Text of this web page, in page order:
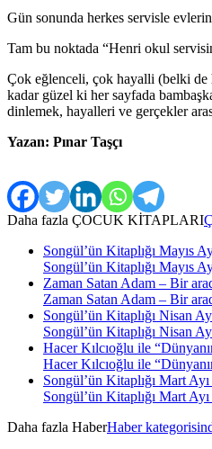
Gün sonunda herkes servisle
Tam bu noktada “Henri okul
Çok eğlenceli, çok hayalli (belki de
kadar güzel ki her sayfada
dinlemek, hayalleri ve gerçekler
Yazan: Pınar Taşçı
Daha fazla ÇOCUK KİTAPLARI
Songül’ün Kitaplığı Mayıs
Songül’ün Kitaplığı Mayıs
Zaman Satan Adam – Bir
Zaman Satan Adam – Bir
Songül’ün Kitaplığı Nisan
Songül’ün Kitaplığı Nisan
Hacer Kılcıoğlu ile
Hacer Kılcıoğlu ile
Songül’ün Kitaplığı Mart
Songül’ün Kitaplığı Mart
Daha fazla HaberHaber